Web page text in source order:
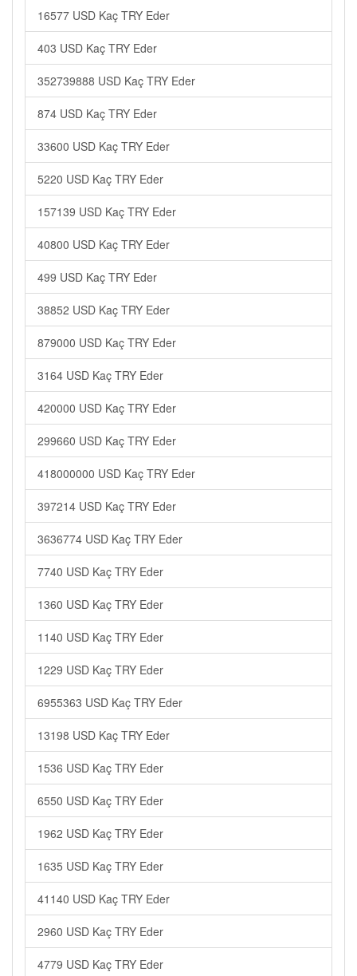
16577 USD Kaç TRY Eder
403 USD Kaç TRY Eder
352739888 USD Kaç TRY Eder
874 USD Kaç TRY Eder
33600 USD Kaç TRY Eder
5220 USD Kaç TRY Eder
157139 USD Kaç TRY Eder
40800 USD Kaç TRY Eder
499 USD Kaç TRY Eder
38852 USD Kaç TRY Eder
879000 USD Kaç TRY Eder
3164 USD Kaç TRY Eder
420000 USD Kaç TRY Eder
299660 USD Kaç TRY Eder
418000000 USD Kaç TRY Eder
397214 USD Kaç TRY Eder
3636774 USD Kaç TRY Eder
7740 USD Kaç TRY Eder
1360 USD Kaç TRY Eder
1140 USD Kaç TRY Eder
1229 USD Kaç TRY Eder
6955363 USD Kaç TRY Eder
13198 USD Kaç TRY Eder
1536 USD Kaç TRY Eder
6550 USD Kaç TRY Eder
1962 USD Kaç TRY Eder
1635 USD Kaç TRY Eder
41140 USD Kaç TRY Eder
2960 USD Kaç TRY Eder
4779 USD Kaç TRY Eder